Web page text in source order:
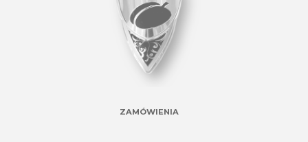
ZAMÓWIENIA